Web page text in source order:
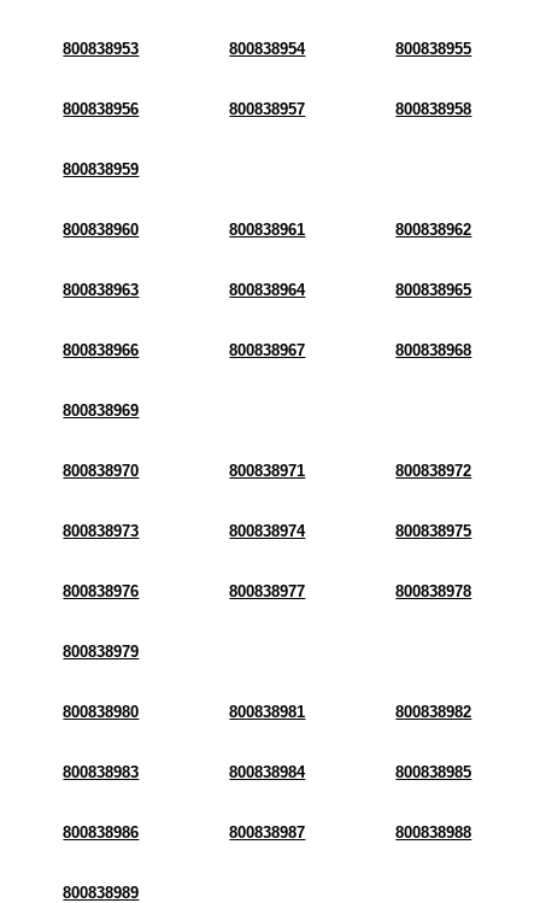
800838953 800838954 800838955
800838956 800838957 800838958
800838959
800838960 800838961 800838962
800838963 800838964 800838965
800838966 800838967 800838968
800838969
800838970 800838971 800838972
800838973 800838974 800838975
800838976 800838977 800838978
800838979
800838980 800838981 800838982
800838983 800838984 800838985
800838986 800838987 800838988
800838989